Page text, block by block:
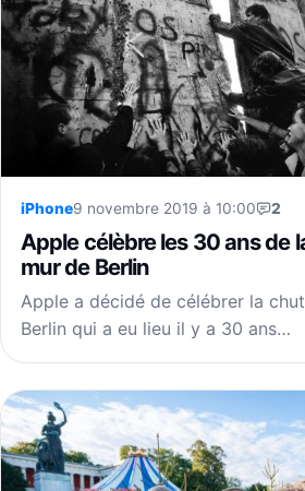
iPhone9 novembre 2019 à 10:00 2
Apple célèbre les 30 ans de
mur de Berlin
Apple a décidé de célébrer la
Berlin qui a eu lieu il y a 30 ans…